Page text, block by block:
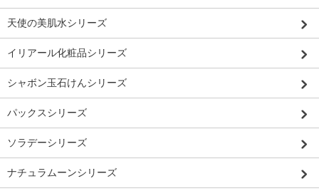
天使の美肌水シリーズ
イリアール化粧品シリーズ
シャボン玉石けんシリーズ
パックスシリーズ
ソラデーシリーズ
ナチュラムーンシリーズ